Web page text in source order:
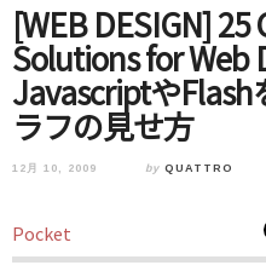
[WEB DESIGN]
Solutions for Web
Javascriptや
ラフの見せ方
12月 10, 2009 by QUATTRO
Pocket